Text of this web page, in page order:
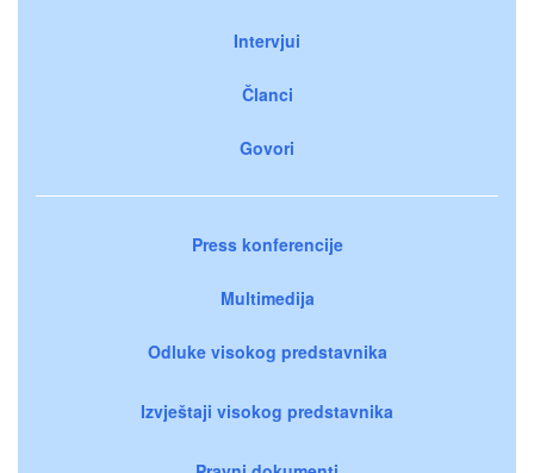
Intervjui
Članci
Govori
Press konferencije
Multimedija
Odluke visokog predstavnika
Izvještaji visokog predstavnika